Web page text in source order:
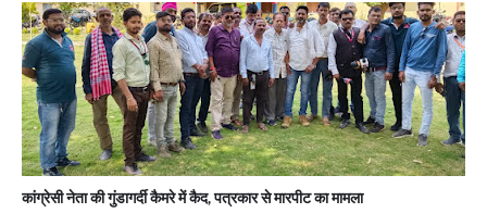
कांग्रेसी नेता की गुंडागर्दी कैमरे में कैद, पत्रकार से मारपीट का मामला